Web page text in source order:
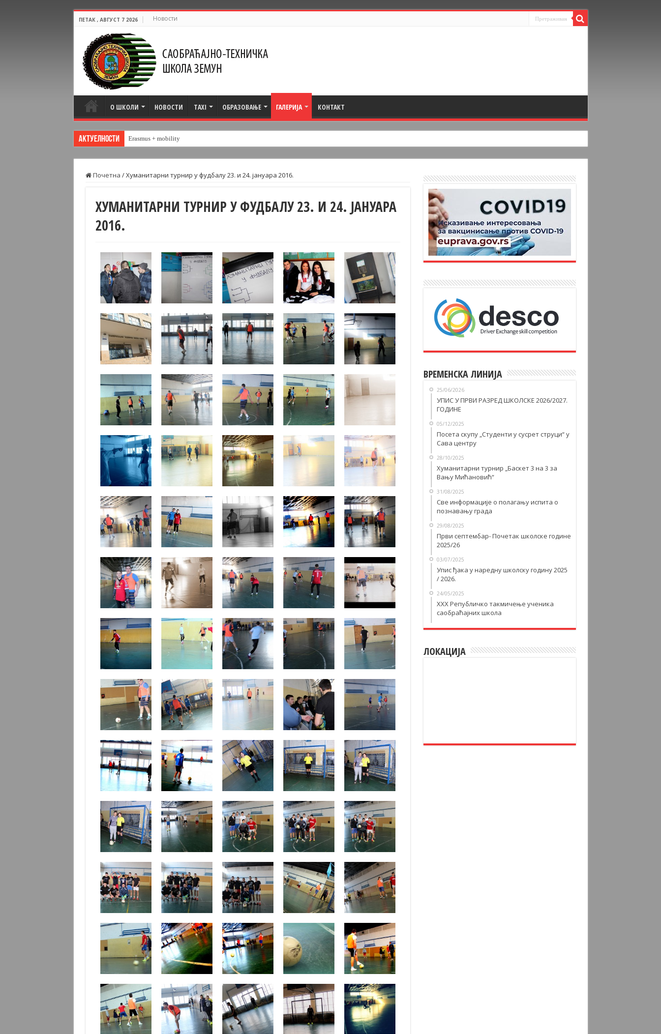
ПЕТАК , АВГУСТ 7 2026 Новости
О ШКОЛИ НОВОСТИ TAXI ОБРАЗОВАЊЕ ГАЛЕРИЈА КОНТАКТ
Актуелности Посета скупу „Студенти у
Почетна /Хуманитарни турнир у фудбалу 23. и 24. јануара 2016.
ХУМАНИТАРНИ ТУРНИР У ФУДБАЛУ 23. И 24. ЈАНУАРА
2016.
ВРЕМЕНСКА ЛИНИЈА
25/06/2026
УПИС У ПРВИ РАЗРЕД ШКОЛСКЕ 2026/2027.
ГОДИНЕ
05/12/2025
Посета скупу „Студенти у сусрет струци“ у
Савa центру
28/10/2025
Хуманитарни турнир „Баскет 3 на 3 за
Вању Мићановић“
31/08/2025
Све информације о полагању испита о
познавању града
29/08/2025
Први септембар- Почетак школске године
2025/26
03/07/2025
Упис ђака у наредну школску годину 2025
/ 2026.
24/05/2025
XXX Републичко такмичење ученика
саобраћајних школа
ЛОКАЦИЈА